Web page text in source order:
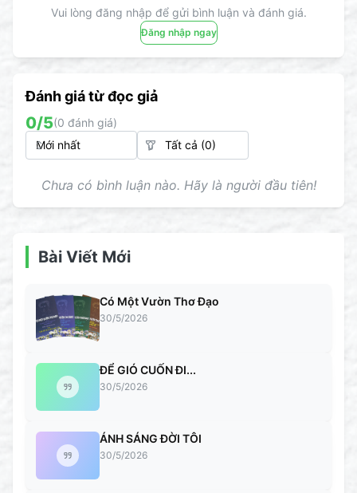
Vui lòng đăng nhập để gửi bình luận và đánh giá.
Đăng nhập ngay
Đánh giá từ đọc giả
0/5(0 đánh giá)
Chưa có bình luận nào. Hãy là người đầu tiên!
Bài Viết Mới
Có Một Vườn Thơ Đạo
30/5/2026
ĐỂ GIÓ CUỐN ĐI...
30/5/2026
ÁNH SÁNG ĐỜI TÔI
30/5/2026